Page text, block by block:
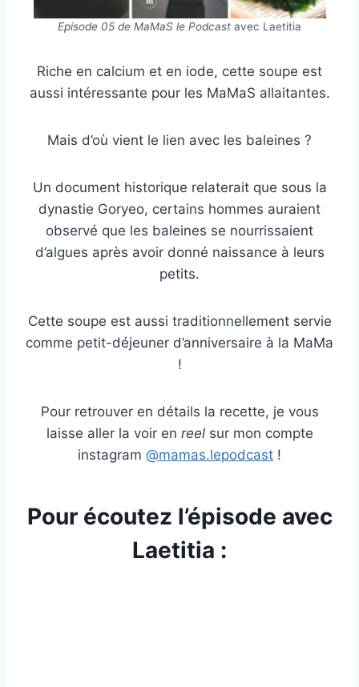
Episode 05 de MaMaS le Podcast avec Laetitia
Riche en calcium et en iode, cette soupe est
aussi intéressante pour les MaMaS allaitantes.
Mais d’où vient le lien avec les baleines ?
Un document historique relaterait que sous la
dynastie Goryeo, certains hommes auraient
observé que les baleines se nourrissaient
d’algues après avoir donné naissance à leurs
petits.
Cette soupe est aussi traditionnellement servie
comme petit-déjeuner d’anniversaire à la MaMa
!
Pour retrouver en détails la recette, je vous
laisse aller la voir en reel sur mon compte
instagram @mamas.lepodcast !
Pour écoutez l’épisode avec
Laetitia :